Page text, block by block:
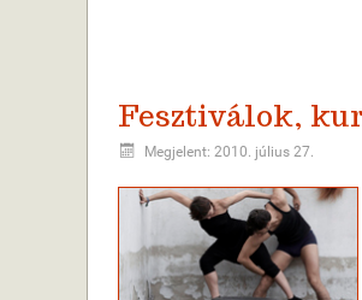
Fesztiválok,
Megjelent: 2010. július 27.